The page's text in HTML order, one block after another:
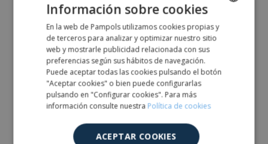
¿Para quién?
Para agricultores, viveros, y particulares que
necesiten proteger plantas y cultivos de las
inclemencias del invierno.
Comparte
SPANISH
ENGLISH
Información sobre cookies
En la web de Pampols utilizamos cookies propias y
de terceros para analizar y optimizar nuestro sitio
web y mostrarle publicidad relacionada con sus
preferencias según sus hábitos de navegación.
Puede aceptar todas las cookies pulsando el botón
"Aceptar cookies" o bien puede configurarlas
pulsando en "Configurar cookies". Para más
información consulte nuestra Política de cookies
ACEPTAR COOKIES